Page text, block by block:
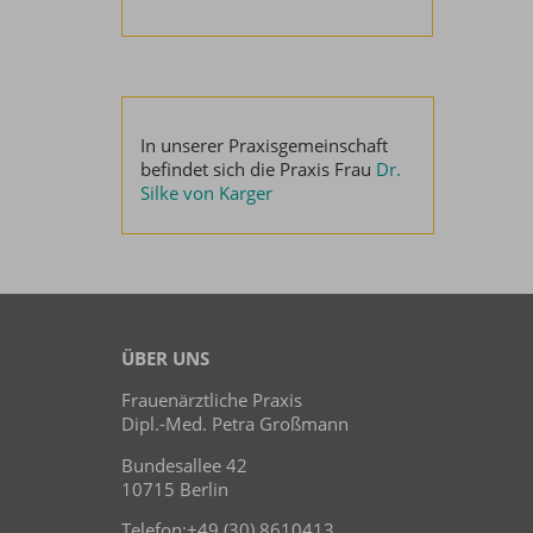
In unserer Praxisgemeinschaft
befindet sich die Praxis Frau Dr.
Silke von Karger
ÜBER UNS
Frauenärztliche Praxis
Dipl.-Med. Petra Großmann
Bundesallee 42
10715 Berlin